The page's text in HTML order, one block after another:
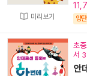
미리보기 양
초
서
안